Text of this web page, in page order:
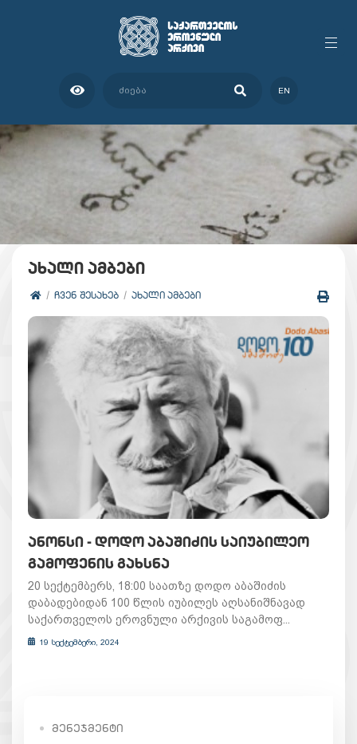
EN
ახალი ამბები
ᲩᲕᲔᲜ ᲨᲔᲡᲐᲮᲔᲑ ᲐᲮᲐᲚᲘ ᲐᲛᲑᲔᲑᲘ
ᲐᲜᲝᲜᲡᲘ - ᲓᲝᲓᲝ ᲐᲑᲐᲨᲘᲫᲘᲡ ᲡᲐᲘᲣᲑᲘᲚᲔᲝ
ᲒᲐᲛᲝᲤᲔᲜᲘᲡ ᲒᲐᲮᲡᲜᲐ
20 სექტემბერს, 18:00 საათზე დოდო აბაშიძის
დაბადებიდან 100 წლის იუბილეს აღსანიშნავად
საქართველოს ეროვნული არქივის საგამოფ...
19 სექტემბერი, 2024
ᲛᲔᲜᲔᲯᲛᲔᲜᲢᲘ